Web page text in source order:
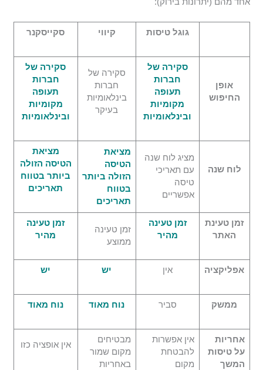
גוגל טיסות קיווי סקייסקנר
אופן
החיפוש
סקירה של
חברות
תעופה
מקומיות
ובינלאומיות
סקירה של
חברות
בינלאומיות
בעיקר
סקירה של
חברות
תעופה
מקומיות
ובינלאומיות
לוח שנה
מציג לוח שנה
עם תאריכי
טיסה
אפשריים
מציאת
הטיסה
הזולה ביותר
בטווח
תאריכים
מציאת
הטיסה הזולה
ביותר בטווח
תאריכים
זמן טעינת
האתר
זמן טעינה
מהיר
זמן טעינה
ממוצע
זמן טעינה
מהיר
אפליקציה אין יש יש
ממשק סביר נוח מאוד נוח מאוד
אחריות
על טיסות
המשך
אין אפשרות
להבטחת
מקום
מבטיחים
מקום שמור
באחריות
אין אופציה כזו